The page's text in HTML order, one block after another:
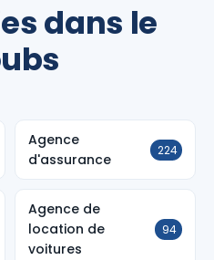
dans le
Agence
d'assurance
224
Agence de
location de
voitures
94